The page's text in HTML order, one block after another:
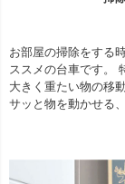
お部屋の掃除をする
ススメの台車です。
大きく重たい物の移
サッと物を動かせる